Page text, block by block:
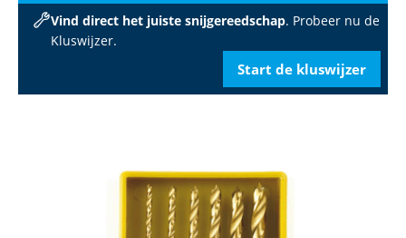
Vind direct het juiste snijgereedschap. Probeer nu de
Kluswijzer.
Start de kluswijzer